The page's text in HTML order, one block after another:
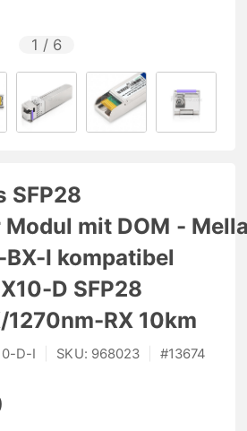
1 / 6
SFP28
mit DOM -
I kompatibel
D SFP28
RX 10km
D-I SKU: 968023 #13674